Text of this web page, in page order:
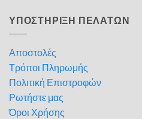
ΥΠΟΣΤΗΡΙΞΗ ΠΕΛΑΤΩΝ
Αποστολές
Τρόποι Πληρωμής
Πολιτική Επιστροφών
Ρωτήστε μας
Όροι Χρήσης